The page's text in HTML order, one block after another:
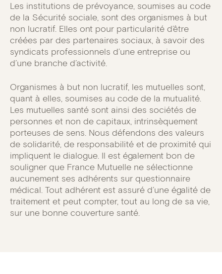
Les institutions de prévoyance, soumises au code
de la Sécurité sociale, sont des organismes à but
non lucratif. Elles ont pour particularité d’être
créées par des partenaires sociaux, à savoir des
syndicats professionnels d’une entreprise ou
d’une branche d’activité.
Organismes à but non lucratif, les mutuelles sont,
quant à elles, soumises au code de la mutualité.
Les mutuelles santé sont ainsi des sociétés de
personnes et non de capitaux, intrinsèquement
porteuses de sens. Nous défendons des valeurs
de solidarité, de responsabilité et de proximité qui
impliquent le dialogue. Il est également bon de
souligner que France Mutuelle ne sélectionne
aucunement ses adhérents sur questionnaire
médical. Tout adhérent est assuré d’une égalité de
traitement et peut compter, tout au long de sa vie,
sur une bonne couverture santé.